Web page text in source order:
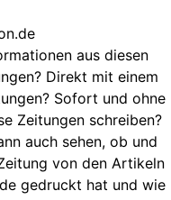
aus diesen
Direkt mit einem
Sofort und ohne
Zeitungen schreiben?
auch sehen, ob und
von den Artikeln
gedruckt hat und wie